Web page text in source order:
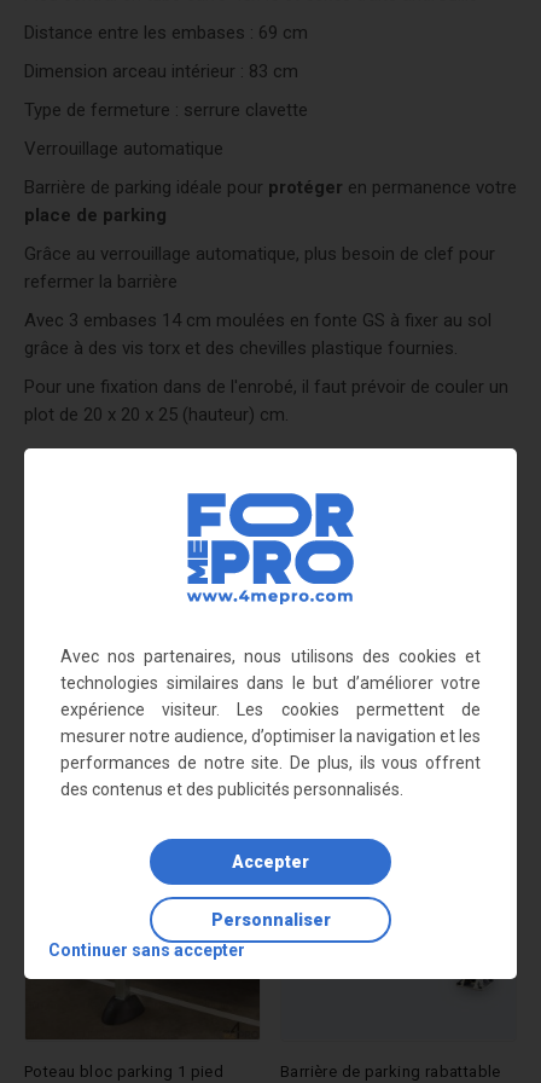
Distance entre les embases : 69 cm
Dimension arceau intérieur : 83 cm
Type de fermeture : serrure clavette
Verrouillage automatique
Barrière de parking idéale pour protéger en permanence votre
place de parking
Grâce au verrouillage automatique, plus besoin de clef pour
refermer la barrière
Avec 3 embases 14 cm moulées en fonte GS à fixer au sol
grâce à des vis torx et des chevilles plastique fournies.
Pour une fixation dans de l'enrobé, il faut prévoir de couler un
plot de 20 x 20 x 25 (hauteur) cm.
Commentaires
Nous vous recommandons
également
Poteau bloc parking 1 pied
Barrière de parking rabattable
Avec nos partenaires, nous utilisons des cookies et
technologies similaires dans le but d’améliorer votre
expérience visiteur. Les cookies permettent de
mesurer notre audience, d’optimiser la navigation et les
performances de notre site. De plus, ils vous offrent
des contenus et des publicités personnalisés.
Personnaliser
Accepter
Continuer sans accepter